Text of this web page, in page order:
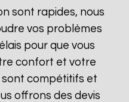
sont rapides, nous
vos problèmes
pour que vous
confort et votre
sont compétitifs et
offrons des devis